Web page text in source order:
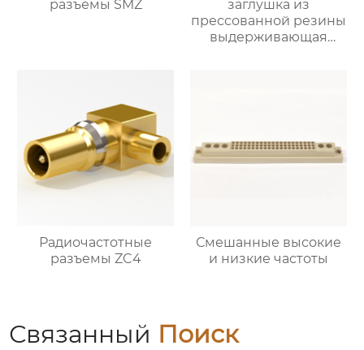
разъемы SMZ
заглушка из
прессованной резины
выдерживающая
Радиочастотные
разъемы ZC4
Смешанные высокие
и низкие частоты
Связанный Поиск